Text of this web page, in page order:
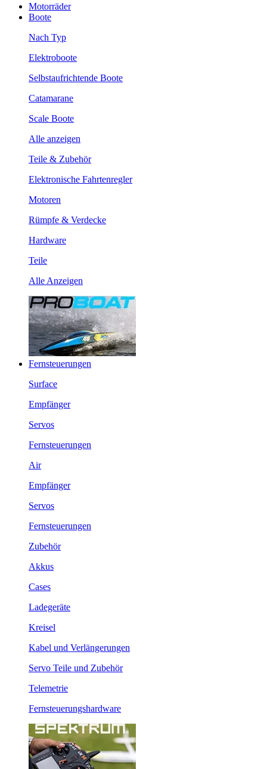
Motorräder
Boote
Nach Typ
Elektroboote
Selbstaufrichtende Boote
Catamarane
Scale Boote
Alle anzeigen
Teile & Zubehör
Elektronische Fahrtenregler
Motoren
Rümpfe & Verdecke
Hardware
Teile
Alle Anzeigen
Fernsteuerungen
Surface
Empfänger
Servos
Fernsteuerungen
Air
Empfänger
Servos
Fernsteuerungen
Zubehör
Akkus
Cases
Ladegeräte
Kreisel
Kabel und Verlängerungen
Servo Teile und Zubehör
Telemetrie
Fernsteuerungshardware